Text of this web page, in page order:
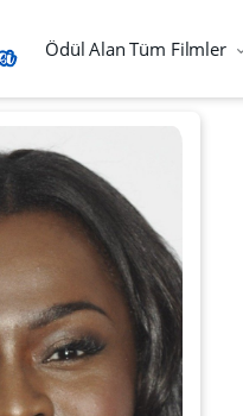
Ödül Alan Tüm Filmler